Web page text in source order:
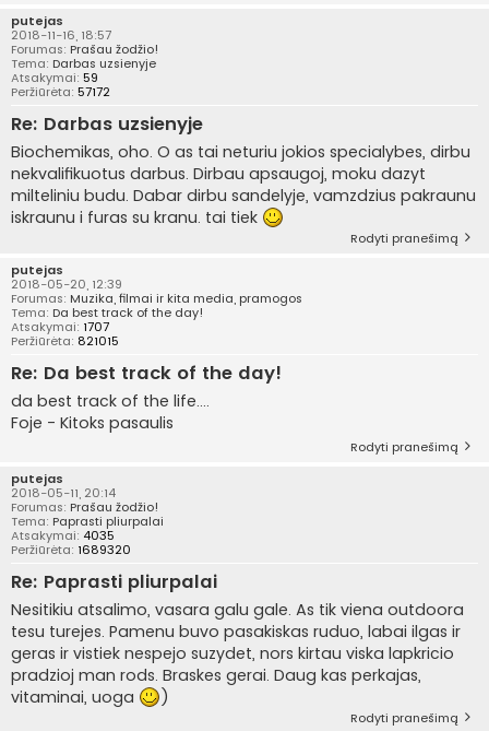
putejas
2018-11-16, 18:57
Forumas: Prašau žodžio!
Tema: Darbas uzsienyje
Atsakymai: 59
Peržiūrėta: 57172
Re: Darbas uzsienyje
Biochemikas, oho. O as tai neturiu jokios specialybes, dirbu
nekvalifikuotus darbus. Dirbau apsaugoj, moku dazyt
milteliniu budu. Dabar dirbu sandelyje, vamzdzius pakraunu
iskraunu i furas su kranu. tai tiek
Rodyti pranešimą
putejas
2018-05-20, 12:39
Forumas: Muzika, filmai ir kita media, pramogos
Tema: Da best track of the day!
Atsakymai: 1707
Peržiūrėta: 821015
Re: Da best track of the day!
da best track of the life....
Foje - Kitoks pasaulis
Rodyti pranešimą
putejas
2018-05-11, 20:14
Forumas: Prašau žodžio!
Tema: Paprasti pliurpalai
Atsakymai: 4035
Peržiūrėta: 1689320
Re: Paprasti pliurpalai
Nesitikiu atsalimo, vasara galu gale. As tik viena outdoora
tesu turejes. Pamenu buvo pasakiskas ruduo, labai ilgas ir
geras ir vistiek nespejo suzydet, nors kirtau viska lapkricio
pradzioj man rods. Braskes gerai. Daug kas perkajas,
vitaminai, uoga
)
Rodyti pranešimą